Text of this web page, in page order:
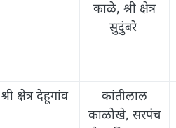
काळे, श्री क्षेत्र
सुदुंबरे
श्री क्षेत्र देहूगांव
कांतीलाल
काळोखे, सरपंच